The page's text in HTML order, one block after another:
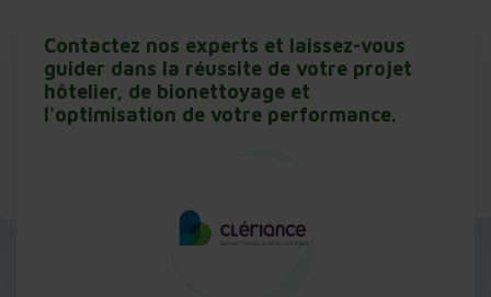
Contactez nos experts et laissez-vous
guider dans la réussite de votre projet
hôtelier, de bionettoyage et
l'optimisation de votre performance.